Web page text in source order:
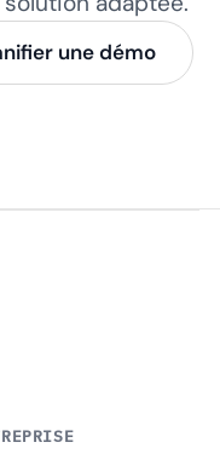
une démo